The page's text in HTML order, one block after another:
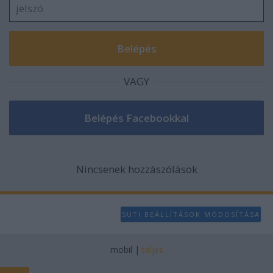
VAGY
Nincsenek hozzászólások
SÜTI BEÁLLÍTÁSOK MÓDOSÍTÁSA
mobil | teljes